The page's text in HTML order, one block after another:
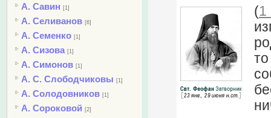
А. Савин [1]
А. Селиванов [6]
А. Семенко [1]
А. Сизова [1]
А. Симонов [1]
А. С. Слободчиковы [1]
А. Солодовников [1]
А. Сороковой [2]
(